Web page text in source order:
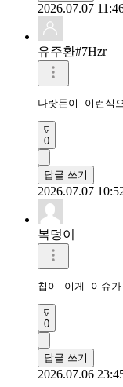
2026.07.07
유주환#7Hzr
나랏돈이 이런식
0
답글 쓰기
2026.07.07
복덩이
칩이 이게 이슈
0
답글 쓰기
2026.07.06